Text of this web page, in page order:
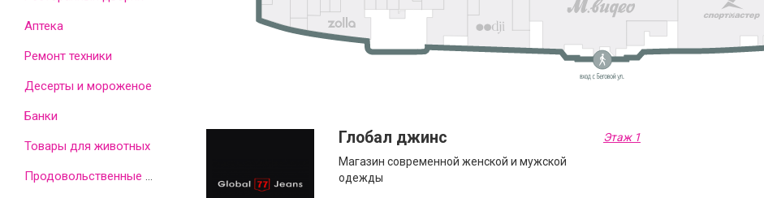
Аптека
Ремонт техники
Десерты и мороженое
Банки
Товары для животных Глобал джинс
Магазин современной женской и мужской
одежды
Этаж 1